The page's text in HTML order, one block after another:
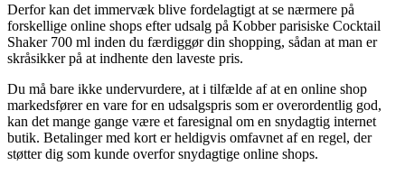
Derfor kan det immervæk blive fordelagtigt at se nærmere på
forskellige online shops efter udsalg på Kobber parisiske Cocktail
Shaker 700 ml inden du færdiggør din shopping, sådan at man er
skråsikker på at indhente den laveste pris.
Du må bare ikke undervurdere, at i tilfælde af at en online shop
markedsfører en vare for en udsalgspris som er overordentlig god,
kan det mange gange være et faresignal om en snydagtig internet
butik. Betalinger med kort er heldigvis omfavnet af en regel, der
støtter dig som kunde overfor snydagtige online shops.